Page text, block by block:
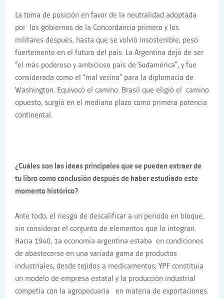
La toma de posición en favor de la neutralidad adoptada
por los gobiernos de la Concordancia primero y los
militares después, hasta que se volvió insostenible, pesó
fuertemente en el futuro del país. La Argentina dejó de ser
“el más poderoso y ambicioso país de Sudamérica”, y fue
considerada como el “mal vecino” para la diplomacia de
Washington. Equivocó el camino. Brasil que eligió el camino
opuesto, surgió en el mediano plazo como primera potencia
continental.
¿Cuáles son las ideas principales que se pueden extraer de
tu libro como conclusión después de haber estudiado este
momento histórico?
Ante todo, el riesgo de descalificar a un periodo en bloque,
sin considerar el conjunto de elementos que lo integran.
Hacia 1940, 1a economía argentina estaba en condiciones
de abastecerse en una variada gama de productos
industriales, desde tejidos a medicamentos; YPF constituía
un modelo de empresa estatal y la producción industrial
competía con la agropecuaria en materia de exportaciones.